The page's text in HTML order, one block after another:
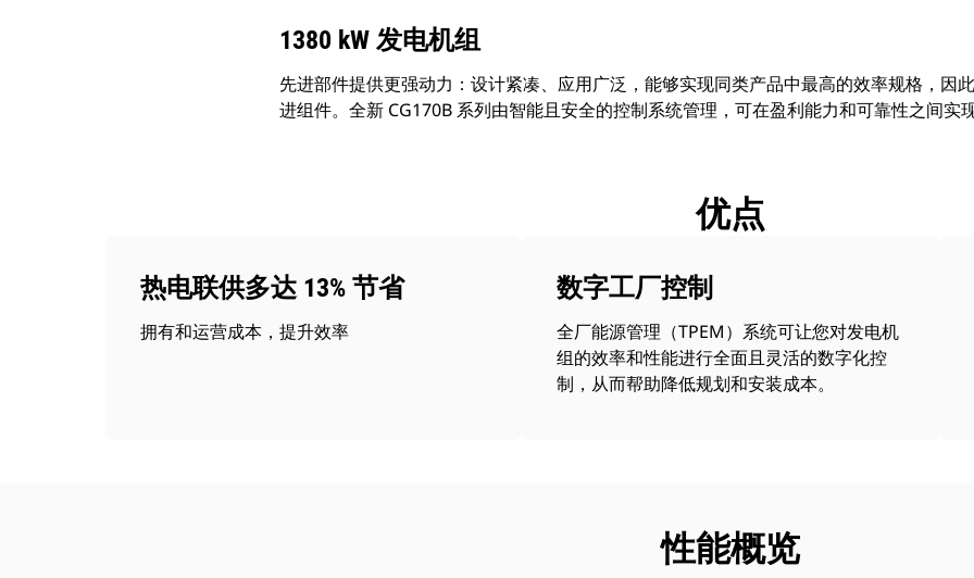
1380 kW 发电机组
先进部件提供更强动力：设计紧凑、应用广泛，能够实现同类产品中最高的效率规格，因
进组件。全新 CG170B 系列由智能且安全的控制系统管理，可在盈利能力和可靠性之间实
优点
热电联供多达 13% 节省
拥有和运营成本，提升效率
数字工厂控制
全厂能源管理（TPEM）系统可让您对发电机
组的效率和性能进行全面且灵活的数字化控
制，从而帮助降低规划和安装成本。
性能概览